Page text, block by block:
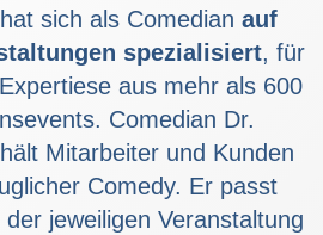
sich als Comedian auf
spezialisiert, für
aus mehr als 600
Comedian Dr.
Mitarbeiter und Kunden
Comedy. Er passt
jeweiligen Veranstaltung